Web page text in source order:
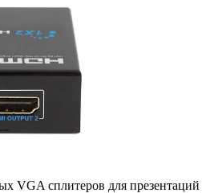
VGA сплитеров для